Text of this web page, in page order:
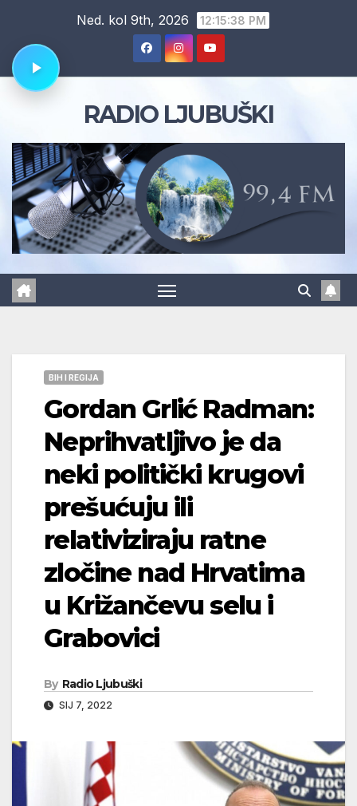
content
Ned. kol 9th, 2026 12:15:39 PM
RADIO LJUBUŠKI
BIH I REGIJA
Gordan Grlić Radman:
Neprihvatljivo je da
neki politički krugovi
prešućuju ili
relativiziraju ratne
zločine nad Hrvatima
u Križančevu selu i
Grabovici
By Radio Ljubuški
SIJ 7, 2022